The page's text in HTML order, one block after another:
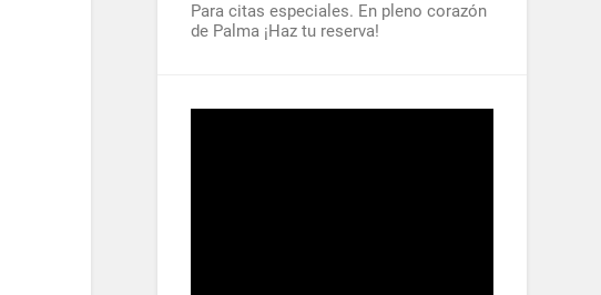
Para citas especiales. En pleno corazón
de Palma ¡Haz tu reserva!